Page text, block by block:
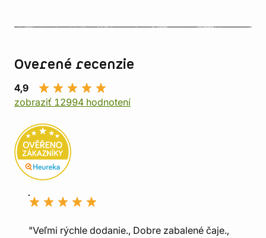
Overené recenzie
4,9
zobraziť 12994 hodnotení
"Veľmi rýchle dodanie., Dobre zabalené čaje.,